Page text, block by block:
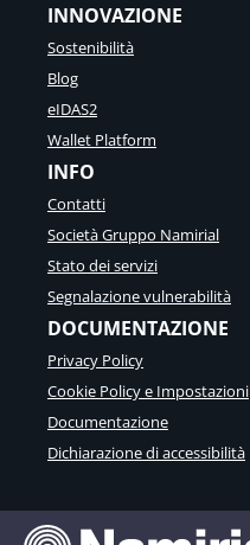
INNOVAZIONE
Sostenibilità
Blog
eIDAS2
Wallet Platform
INFO
Contatti
Società Gruppo Namirial
Stato dei servizi
Segnalazione vulnerabilità
DOCUMENTAZIONE
Privacy Policy
Cookie Policy e Impostazioni
Documentazione
Dichiarazione di accessibilità